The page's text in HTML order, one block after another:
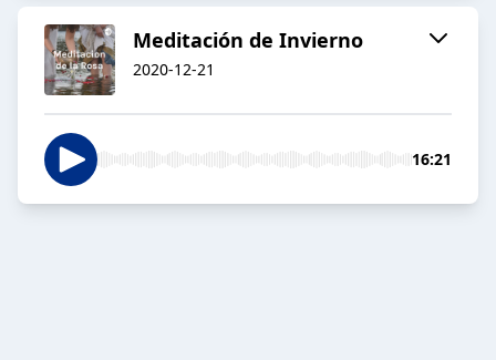
Meditación de Invierno
2020-12-21
16:21